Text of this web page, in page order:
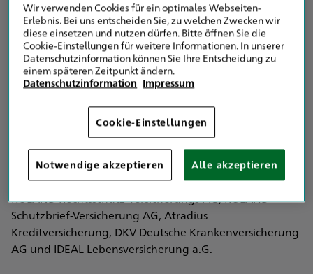
Vermittlerregister Registernummer: D-B5YE-DETKR-78
Deutscher Industrie- und Handelskammertag (DIHK) e.V.
Breite Straße 29
10178 Berlin
Versicherungsvermittlung ausschließlich die HDI
Versicherung AG, HDI Global SE, HDI Global Specialty
SE, HDI Lebensversicherung AG, HDI Pensionsfonds AG,
HDI Pensionskasse AG sowie die Kooperationspartner
ROLAND Rechtsschutz-Versicherungs-AG, ROLAND
Schutzbrief-Versicherung AG, Atradius
Kreditversicherung, DKV Deutsche Krankenversicherung
AG und IDEAL Lebensversicherung a.G.
Wir verwenden Cookies für ein optimales Webseiten-
Erlebnis. Bei uns entscheiden Sie, zu welchen Zwecken wir
diese einsetzen und nutzen dürfen. Bitte öffnen Sie die
Cookie-Einstellungen für weitere Informationen. In unserer
Datenschutzinformation können Sie Ihre Entscheidung zu
einem späteren Zeitpunkt ändern.
Datenschutzinformation Impressum
Cookie-Einstellungen
Notwendige akzeptieren Alle akzeptieren